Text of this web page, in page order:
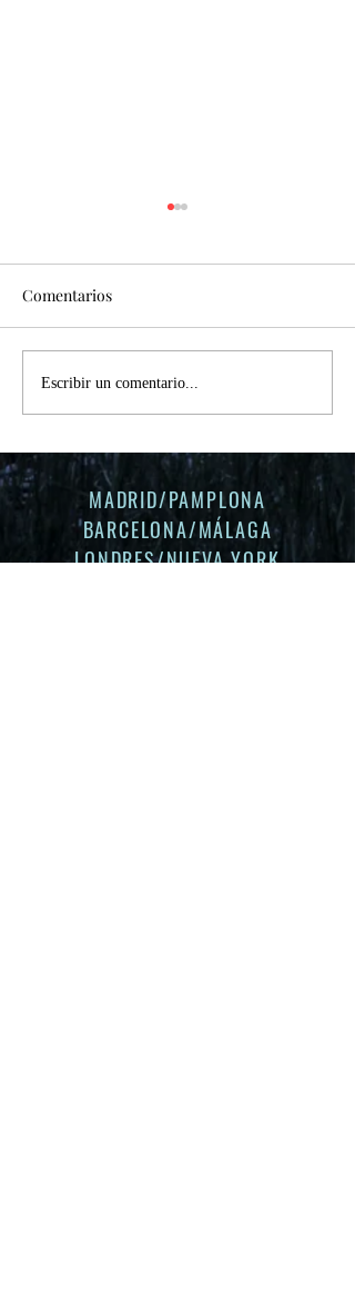
Comentarios
Escribir un comentario...
MADRID/PAMPLONA
BARCELONA/MÁLAGA
LONDRES/NUEVA YORK